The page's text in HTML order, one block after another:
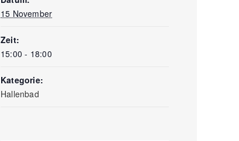
15 November
Zeit:
15:00 - 18:00
Kategorie:
Hallenbad